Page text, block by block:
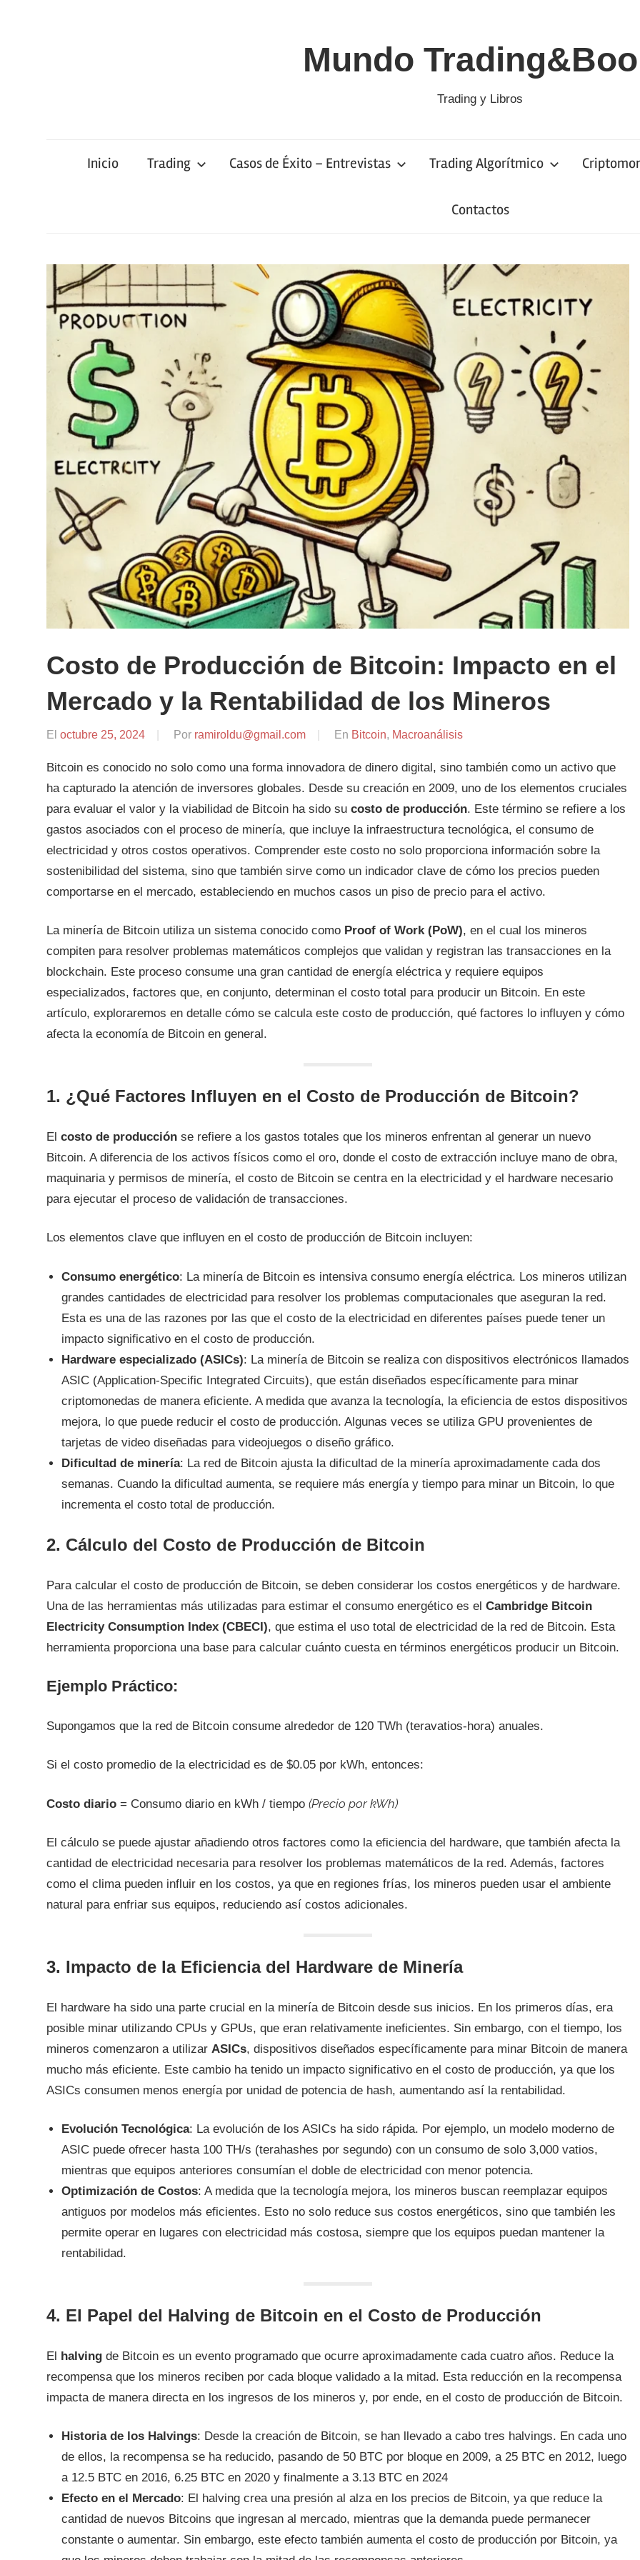
Mundo
Trading y Libros
Inicio Trading Casos de Éxito – Entrevistas Trading Algorítmico
Contactos
Costo de Producción de Bitcoin: Impacto en el
Mercado y la Rentabilidad de los Mineros
El octubre 25, 2024 Por ramiroldu@gmail.com En Bitcoin, Macroanálisis
Bitcoin es conocido no solo como una forma innovadora de dinero digital, sino también como un activo que
ha capturado la atención de inversores globales. Desde su creación en 2009, uno de los elementos cruciales
para evaluar el valor y la viabilidad de Bitcoin ha sido su costo de producción. Este término se refiere a los
gastos asociados con el proceso de minería, que incluye la infraestructura tecnológica, el consumo de
electricidad y otros costos operativos. Comprender este costo no solo proporciona información sobre la
sostenibilidad del sistema, sino que también sirve como un indicador clave de cómo los precios pueden
comportarse en el mercado, estableciendo en muchos casos un piso de precio para el activo.
La minería de Bitcoin utiliza un sistema conocido como Proof of Work (PoW), en el cual los mineros
compiten para resolver problemas matemáticos complejos que validan y registran las transacciones en la
blockchain. Este proceso consume una gran cantidad de energía eléctrica y requiere equipos
especializados, factores que, en conjunto, determinan el costo total para producir un Bitcoin. En este
artículo, exploraremos en detalle cómo se calcula este costo de producción, qué factores lo influyen y cómo
afecta la economía de Bitcoin en general.
1. ¿Qué Factores Influyen en el Costo de Producción de Bitcoin?
El costo de producciónse refiere a los gastos totales que los mineros enfrentan al generar un nuevo
Bitcoin. A diferencia de los activos físicos como el oro, donde el costo de extracción incluye mano de obra,
maquinaria y permisos de minería, el costo de Bitcoin se centra en la electricidad y el hardware necesario
para ejecutar el proceso de validación de transacciones.
Los elementos clave que influyen en el costo de producción de Bitcoin incluyen:
Consumo energético: La minería de Bitcoin es intensiva consumo energía eléctrica. Los mineros utilizan
grandes cantidades de electricidad para resolver los problemas computacionales que aseguran la red.
Esta es una de las razones por las que el costo de la electricidad en diferentes países puede tener un
impacto significativo en el costo de producción.
Hardware especializado (ASICs): La minería de Bitcoin se realiza con dispositivos electrónicos llamados
ASIC (Application-Specific Integrated Circuits), que están diseñados específicamente para minar
criptomonedas de manera eficiente. A medida que avanza la tecnología, la eficiencia de estos dispositivos
mejora, lo que puede reducir el costo de producción. Algunas veces se utiliza GPU provenientes de
tarjetas de video diseñadas para videojuegos o diseño gráfico.
Dificultad de minería: La red de Bitcoin ajusta la dificultad de la minería aproximadamente cada dos
semanas. Cuando la dificultad aumenta, se requiere más energía y tiempo para minar un Bitcoin, lo que
incrementa el costo total de producción.
2. Cálculo del Costo de Producción de Bitcoin
Para calcular el costo de producción de Bitcoin, se deben considerar los costos energéticos y de hardware.
Una de las herramientas más utilizadas para estimar el consumo energético es el Cambridge Bitcoin
Electricity Consumption Index (CBECI), que estima el uso total de electricidad de la red de Bitcoin. Esta
herramienta proporciona una base para calcular cuánto cuesta en términos energéticos producir un Bitcoin.
Ejemplo Práctico:
Supongamos que la red de Bitcoin consume alrededor de 120 TWh (teravatios-hora) anuales.
Si el costo promedio de la electricidad es de $0.05 por kWh, entonces:
Costo diario= Consumo diario en kWh / tiempo (Precio por kWh)
El cálculo se puede ajustar añadiendo otros factores como la eficiencia del hardware, que también afecta la
cantidad de electricidad necesaria para resolver los problemas matemáticos de la red. Además, factores
como el clima pueden influir en los costos, ya que en regiones frías, los mineros pueden usar el ambiente
natural para enfriar sus equipos, reduciendo así costos adicionales.
3. Impacto de la Eficiencia del Hardware de Minería
El hardware ha sido una parte crucial en la minería de Bitcoin desde sus inicios. En los primeros días, era
posible minar utilizando CPUs y GPUs, que eran relativamente ineficientes. Sin embargo, con el tiempo, los
mineros comenzaron a utilizar ASICs, dispositivos diseñados específicamente para minar Bitcoin de manera
mucho más eficiente. Este cambio ha tenido un impacto significativo en el costo de producción, ya que los
ASICs consumen menos energía por unidad de potencia de hash, aumentando así la rentabilidad.
Evolución Tecnológica: La evolución de los ASICs ha sido rápida. Por ejemplo, un modelo moderno de
ASIC puede ofrecer hasta 100 TH/s (terahashes por segundo) con un consumo de solo 3,000 vatios,
mientras que equipos anteriores consumían el doble de electricidad con menor potencia.
Optimización de Costos: A medida que la tecnología mejora, los mineros buscan reemplazar equipos
antiguos por modelos más eficientes. Esto no solo reduce sus costos energéticos, sino que también les
permite operar en lugares con electricidad más costosa, siempre que los equipos puedan mantener la
rentabilidad.
4. El Papel del Halving de Bitcoin en el Costo de Producción
El halvingde Bitcoin es un evento programado que ocurre aproximadamente cada cuatro años. Reduce la
recompensa que los mineros reciben por cada bloque validado a la mitad. Esta reducción en la recompensa
impacta de manera directa en los ingresos de los mineros y, por ende, en el costo de producción de Bitcoin.
Historia de los Halvings: Desde la creación de Bitcoin, se han llevado a cabo tres halvings. En cada uno
de ellos, la recompensa se ha reducido, pasando de 50 BTC por bloque en 2009, a 25 BTC en 2012, luego
a 12.5 BTC en 2016, 6.25 BTC en 2020 y finalmente a 3.13 BTC en 2024
Efecto en el Mercado: El halving crea una presión al alza en los precios de Bitcoin, ya que reduce la
cantidad de nuevos Bitcoins que ingresan al mercado, mientras que la demanda puede permanecer
constante o aumentar. Sin embargo, este efecto también aumenta el costo de producción por Bitcoin, ya